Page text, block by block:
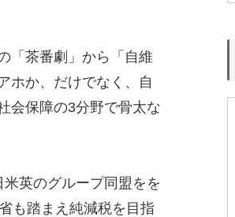
「茶番劇」から「自維
ホか、だけでなく、自
会保障の3分野で骨太な
英のグループ同盟をを
も踏まえ純減税を目指